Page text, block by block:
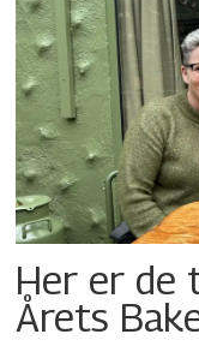
Her er de
Årets